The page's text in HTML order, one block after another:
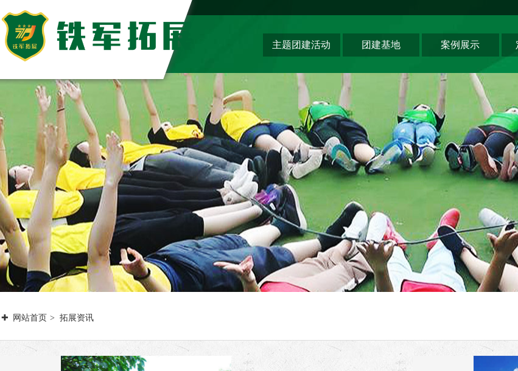
主题团建活动
主题团建系列
匠人制作系列
音乐释压系列
数字团建系列
文化赋能系列
组织运动系列
团建基地
佛山基地
清远基地
河源基地
案例展示
生产制造企业
银行保险证券
服务顾问资询
教培政企机构
网站首页 拓展资讯